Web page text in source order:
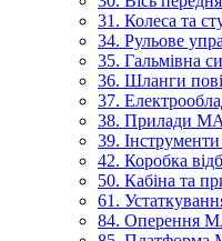
31. Колеса та
34. Рульове
35. Гальмівна
36. Шланги
37.
38. Прилади
39.
42. Коробка
50. Кабіна та
61.
84. Оперення